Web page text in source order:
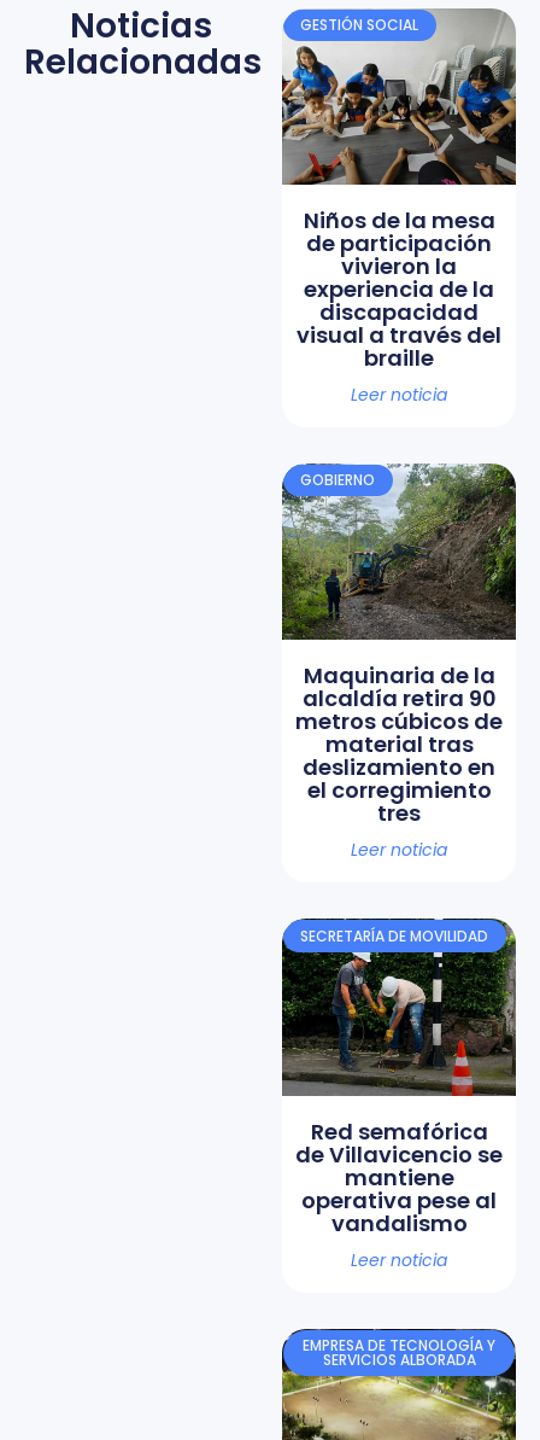
Noticias
Relacionadas
GESTIÓN SOCIAL
Niños de la mesa
de participación
vivieron la
experiencia de la
discapacidad
visual a través del
braille
Leer noticia
GOBIERNO
Maquinaria de la
alcaldía retira 90
metros cúbicos de
material tras
deslizamiento en
el corregimiento
tres
Leer noticia
SECRETARÍA DE MOVILIDAD
Red semafórica
de Villavicencio se
mantiene
operativa pese al
vandalismo
Leer noticia
EMPRESA DE TECNOLOGÍA Y
SERVICIOS ALBORADA